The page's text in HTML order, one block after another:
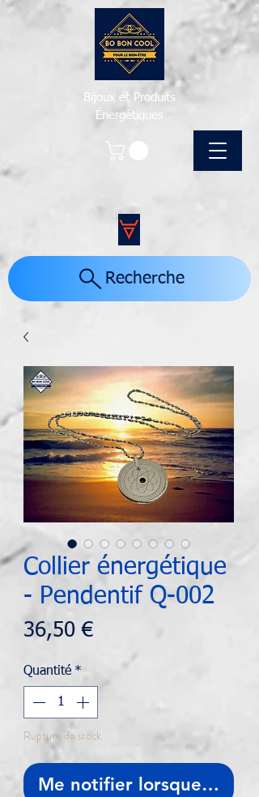
Bijoux et Produits
Énergétiques
Recherche
Collier énergétique
- Pendentif Q-002
36,50 €Prix
Quantité *
Rupture de stock
Me notifier lorsque cet